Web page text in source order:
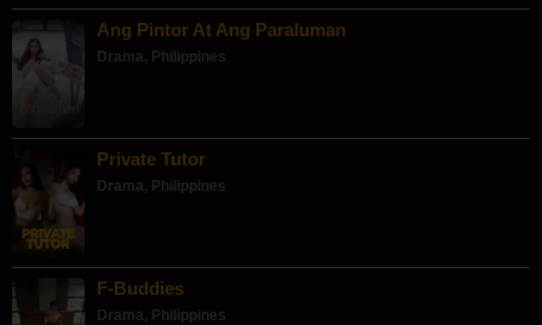
Ang Pintor At Ang Paraluman
Drama, Philippines
Private Tutor
Drama, Philippines
F-Buddies
Drama, Philippines